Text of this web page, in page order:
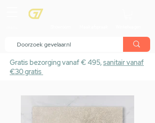
Gratis bezorging vanaf € 495,sanitair vanaf
€30 gratis